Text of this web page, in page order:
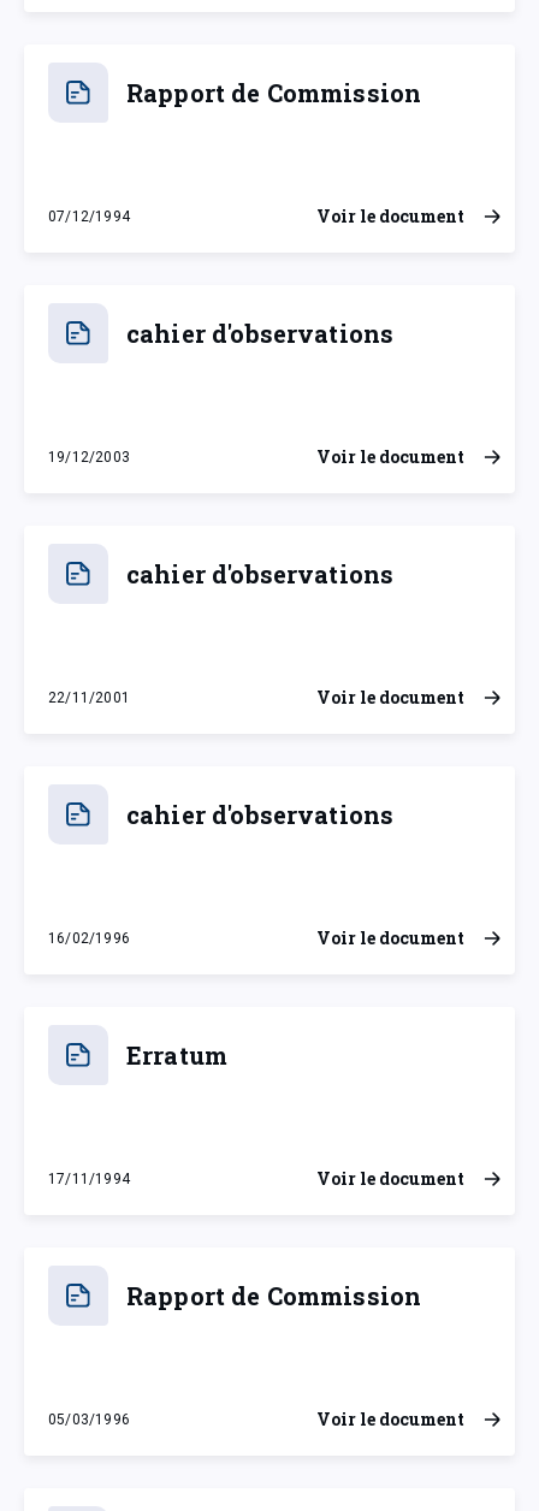
Rapport de Commission
07/12/1994
mercredi 7 décembre 1994
Voir le document
cahier d'observations
19/12/2003
vendredi 19 décembre 2003
Voir le document
cahier d'observations
22/11/2001
jeudi 22 novembre 2001
Voir le document
cahier d'observations
16/02/1996
vendredi 16 février 1996
Voir le document
Erratum
17/11/1994
jeudi 17 novembre 1994
Voir le document
Rapport de Commission
05/03/1996
mardi 5 mars 1996
Voir le document